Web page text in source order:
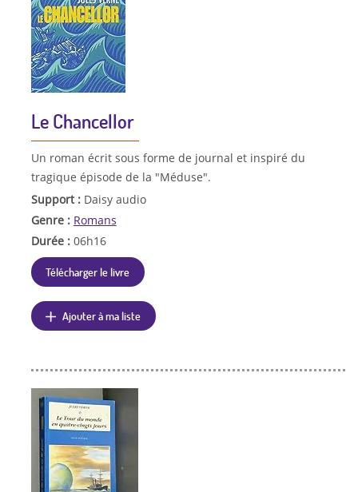
Le Chancellor
Un roman écrit sous forme de journal et inspiré du
tragique épisode de la "Méduse".
Support : Daisy audio
Genre : Romans
Durée : 06h16
Télécharger le livre
Ajouter à ma liste